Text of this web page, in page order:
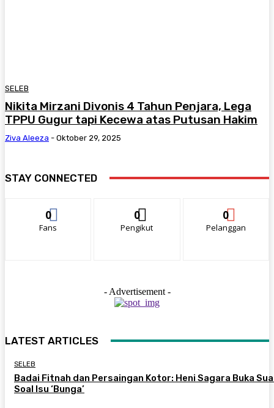
SELEB
Nikita Mirzani Divonis 4 Tahun Penjara, Lega
TPPU Gugur tapi Kecewa atas Putusan Hakim
Ziva Aleeza - Oktober 29, 2025
STAY CONNECTED
0
Fans
0
Pengikut
0
Pelanggan
- Advertisement -
LATEST ARTICLES
SELEB
Badai Fitnah dan Persaingan Kotor: Heni Sagara Buka
Soal Isu ‘Bunga’